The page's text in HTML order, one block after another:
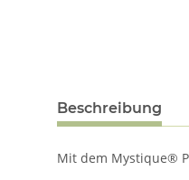
Beschreibung
Mit dem Mystique®